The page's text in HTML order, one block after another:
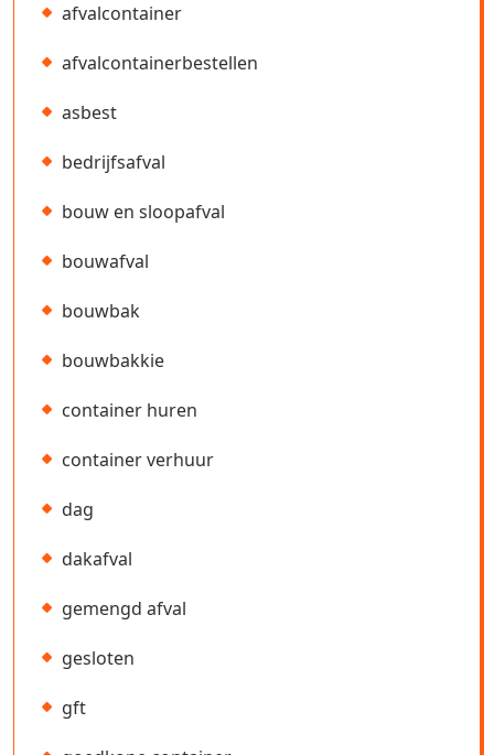
afvalcontainer
afvalcontainerbestellen
asbest
bedrijfsafval
bouw en sloopafval
bouwafval
bouwbak
bouwbakkie
container huren
container verhuur
dag
dakafval
gemengd afval
gesloten
gft